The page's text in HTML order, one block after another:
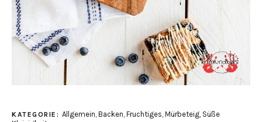
KATEGORIE: Allgemein, Backen, Fruchtiges, Mürbeteig, Süße